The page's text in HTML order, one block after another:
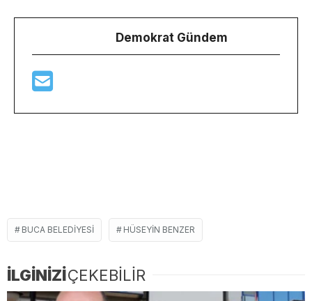
Demokrat Gündem
BUCA BELEDIYESI HÜSEYIN BENZER
İLGİNİZİÇEKEBİLİR